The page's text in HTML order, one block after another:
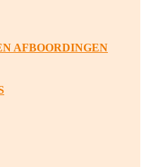
AFBOORDINGEN